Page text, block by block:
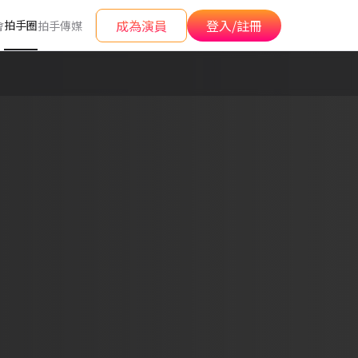
拍手圈拍手傳媒 成為演員 登入/註冊